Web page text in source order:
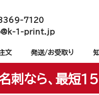
7120
1-print.jp
文 発送/お受取り
刺なら、最短